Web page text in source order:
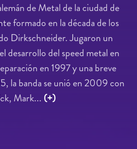
de Metal de la ciudad de
formado en la década de los
Dirkschneider. Jugaron un
desarrollo del speed metal en
en 1997 y una breve
la banda se unió en 2009 con
Mark... (+)